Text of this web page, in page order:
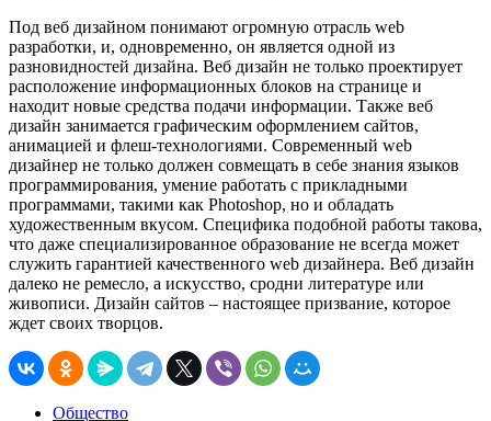
Под веб дизайном понимают огромную отрасль web
разработки, и, одновременно, он является одной из
разновидностей дизайна. Веб дизайн не только проектирует
расположение информационных блоков на странице и
находит новые средства подачи информации. Также веб
дизайн занимается графическим оформлением сайтов,
анимацией и флеш-технологиями. Современный web
дизайнер не только должен совмещать в себе знания языков
программирования, умение работать с прикладными
программами, такими как Photoshop, но и обладать
художественным вкусом. Специфика подобной работы такова,
что даже специализированное образование не всегда может
служить гарантией качественного web дизайнера. Веб дизайн
далеко не ремесло, а искусство, сродни литературе или
живописи. Дизайн сайтов – настоящее призвание, которое
ждет своих творцов.
Общество